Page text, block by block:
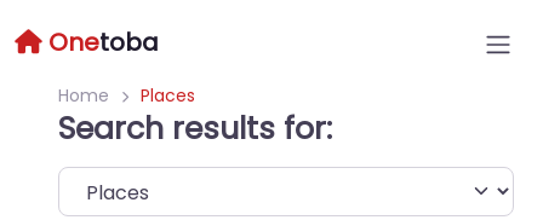
Onetoba
Home Places
Search results for:
Select search type